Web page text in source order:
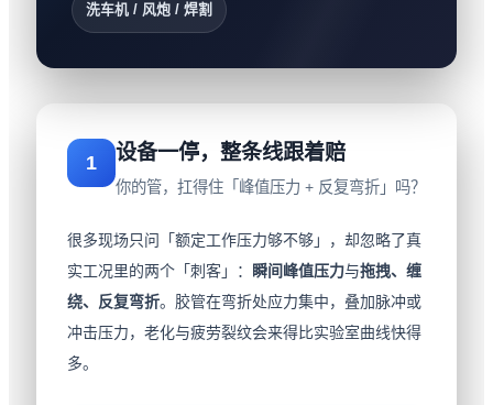
洗车机 / 风炮 / 焊割
1 设备一停，整条线跟着赔
你的管，扛得住「峰值压力 + 反复弯折」吗？
很多现场只问「额定工作压力够不够」，却忽略了真
实工况里的两个「刺客」：
瞬间峰值压力与拖拽、缠
绕、反复弯折。胶管在弯折处应力集中，叠加脉冲或
冲击压力，老化与疲劳裂纹会来得比实验室曲线快得
多。